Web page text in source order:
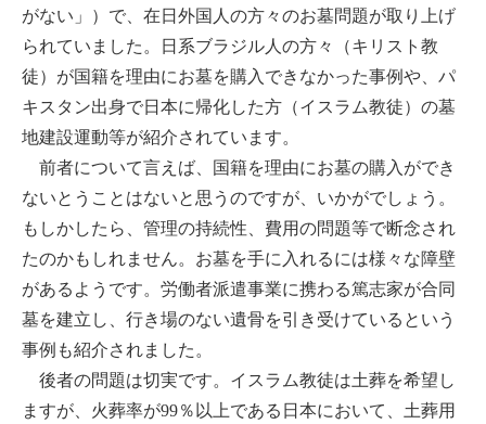
がない」）で、在日外国人の方々のお墓問題が取り上げ
られていました。日系ブラジル人の方々（キリスト教
徒）が国籍を理由にお墓を購入できなかった事例や、パ
キスタン出身で日本に帰化した方（イスラム教徒）の墓
地建設運動等が紹介されています。
前者について言えば、国籍を理由にお墓の購入ができ
ないとうことはないと思うのですが、いかがでしょう。
もしかしたら、管理の持続性、費用の問題等で断念され
たのかもしれません。お墓を手に入れるには様々な障壁
があるようです。労働者派遣事業に携わる篤志家が合同
墓を建立し、行き場のない遺骨を引き受けているという
事例も紹介されました。
後者の問題は切実です。イスラム教徒は土葬を希望し
ますが、火葬率が99％以上である日本において、土葬用